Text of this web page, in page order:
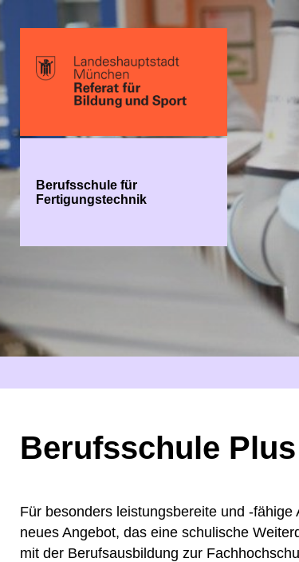
Berufsschule für
Fertigungstechnik
Berufsschule
Für besonders leistungsbereite und -
neues Angebot, das eine schulische
mit der Berufsausbildung zur